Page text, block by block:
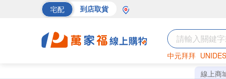
宅配 到店取貨
中元拜拜
巧克力 罐頭
線上商